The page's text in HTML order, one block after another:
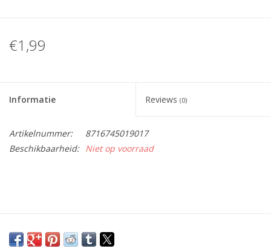
Keuken textiele
Bakken & Braden
Schoonmaken
€1,99
Informatie Reviews (0)
Artikelnummer:
8716745019017
Beschikbaarheid: Niet op voorraad